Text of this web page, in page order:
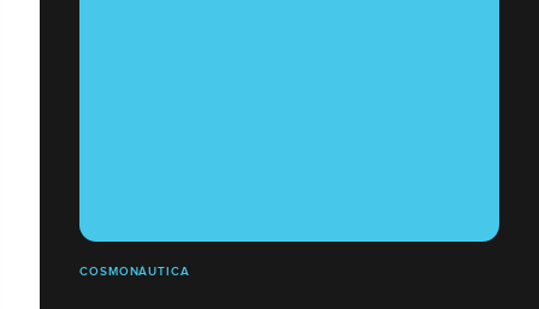
COSMONÁUTICA